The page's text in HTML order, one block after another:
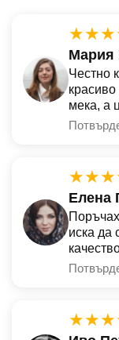
Мария
Честно
мека, а
Елена
иска да